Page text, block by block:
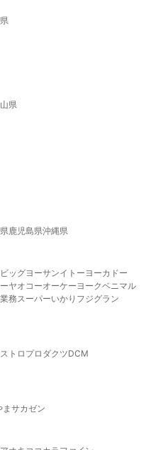
県
鹿児島県沖縄県
ビッグヨーサンイトーヨーカドー
ヤオコーオーケー ヨークベニマル
業務スーパーいかり フジグラン
トロプロダクツDCM
サカゼン